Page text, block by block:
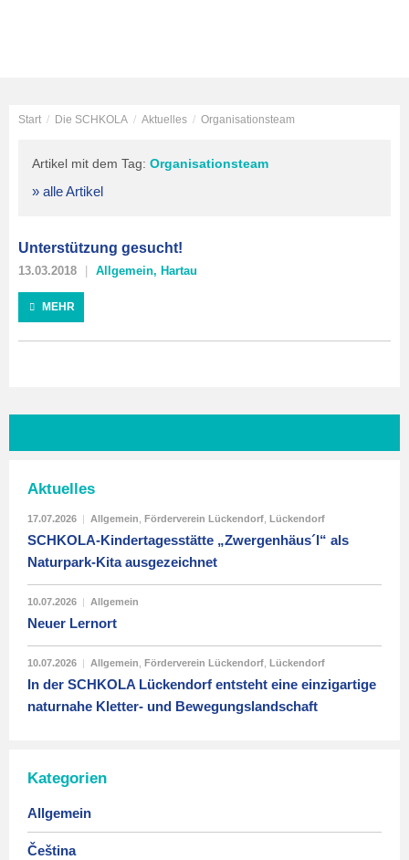
Start / Die SCHKOLA / Aktuelles / Organisationsteam
Artikel mit dem Tag: Organisationsteam
» alle Artikel
Unterstützung gesucht!
13.03.2018 Allgemein, Hartau
MEHR
Aktuelles
17.07.2026 | Allgemein Förderverein Lückendorf Lückendorf
SCHKOLA-Kindertagesstätte „Zwergenhäus´l“ als
Naturpark-Kita ausgezeichnet
10.07.2026 | Allgemein
Neuer Lernort
10.07.2026 | Allgemein Förderverein Lückendorf Lückendorf
In der SCHKOLA Lückendorf entsteht eine einzigartige
naturnahe Kletter- und Bewegungslandschaft
Kategorien
Allgemein
Čeština